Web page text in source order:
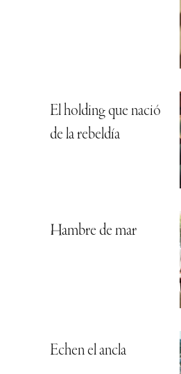
El holding que nació
de la rebeldía
Hambre de mar
Echen el ancla